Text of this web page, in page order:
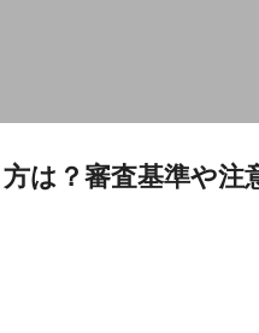
は？審査基準や注